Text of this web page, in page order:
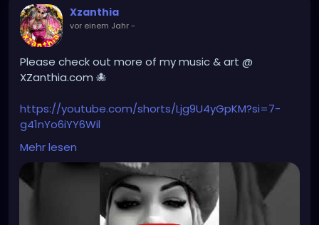
#darkpop#evilpop
#gothic
#gothicstyle #gothgoth #gothaesthetic
#gothicgirl#metal
#Dominantwoman
Xzanthia
vor einem Jahr-
Please check out more of my music & art @
XZanthia.com 🐙
https://youtube.com/shorts/Ljg9U4yGpKM?si=7-
g41nYo6iYY6Wil
#hellpop#creaturecosplay
#monstercore
#creaturecore #dommymommy
Mehr lesen